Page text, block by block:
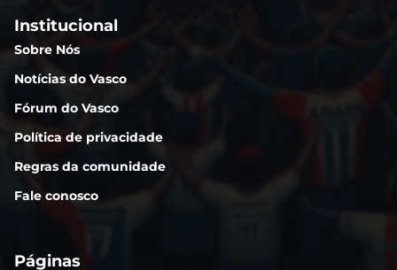
Institucional
Sobre Nós
Notícias do Vasco
Fórum do Vasco
Política de privacidade
Regras da comunidade
Fale conosco
Páginas